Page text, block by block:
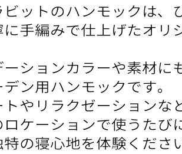
ビットのハンモックは、
に手編みで仕上げたオリ
ーションカラーや素材に
ン用ハンモックです。
トやリラクゼーションな
ロケーションで使うたび
の寝心地を体験くださ